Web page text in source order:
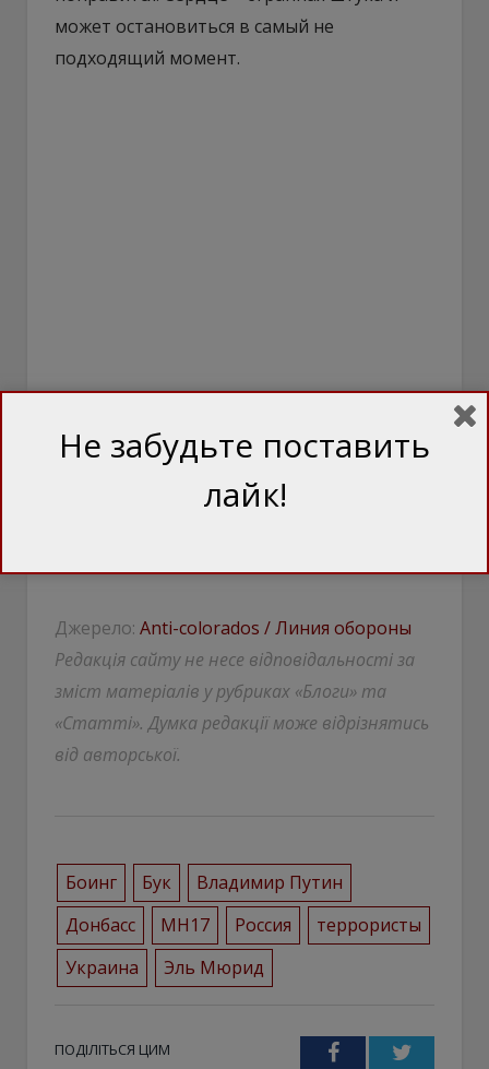
может остановиться в самый не
подходящий момент.
Джерело: Anti-colorados / Линия обороны
Редакція сайту не несе відповідальності за
зміст матеріалів у рубриках «Блоги» та
«Статті». Думка редакції може відрізнятись
від авторської.
Боинг Бук
Владимир Путин
Донбасс
МН17 Россия
террористы
Украина
Эль Мюрид
ПОДІЛІТЬСЯ ЦИМ FacebookTwitter
Не забудьте поставить
лайк!